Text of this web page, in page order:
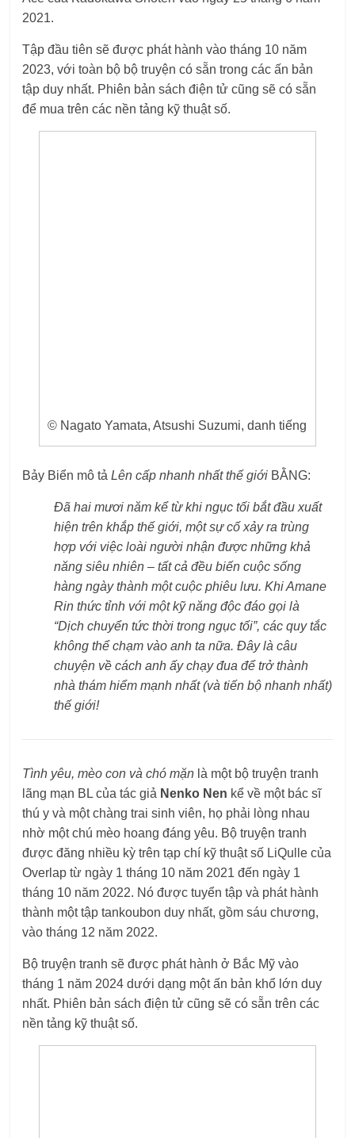
2021.
Tập đầu tiên sẽ được phát hành vào tháng 10 năm
2023, với toàn bộ bộ truyện có sẵn trong các ấn bản
tập duy nhất. Phiên bản sách điện tử cũng sẽ có sẵn
để mua trên các nền tảng kỹ thuật số.
© Nagato Yamata, Atsushi Suzumi, danh tiếng
Bảy Biển mô tảLên cấp nhanh nhất thế giới BẰNG:
Đã hai mươi năm kể từ khi ngục tối bắt đầu xuất
hiện trên khắp thế giới, một sự cố xảy ra trùng
hợp với việc loài người nhận được những khả
năng siêu nhiên – tất cả đều biến cuộc sống
hàng ngày thành một cuộc phiêu lưu. Khi Amane
Rin thức tỉnh với một kỹ năng độc đáo gọi là
“Dịch chuyển tức thời trong ngục tối”, các quy tắc
không thể chạm vào anh ta nữa. Đây là câu
chuyện về cách anh ấy chạy đua để trở thành
nhà thám hiểm mạnh nhất (và tiến bộ nhanh nhất)
thế giới!
Tình yêu, mèo con và chó mặn là một bộ truyện tranh
lãng mạn BL của tác giả Nenko Nen kể về một bác sĩ
thú y và một chàng trai sinh viên, họ phải lòng nhau
nhờ một chú mèo hoang đáng yêu. Bộ truyện tranh
được đăng nhiều kỳ trên tạp chí kỹ thuật số LiQulle của
Overlap từ ngày 1 tháng 10 năm 2021 đến ngày 1
tháng 10 năm 2022. Nó được tuyển tập và phát hành
thành một tập tankoubon duy nhất, gồm sáu chương,
vào tháng 12 năm 2022.
Bộ truyện tranh sẽ được phát hành ở Bắc Mỹ vào
tháng 1 năm 2024 dưới dạng một ấn bản khổ lớn duy
nhất. Phiên bản sách điện tử cũng sẽ có sẵn trên các
nền tảng kỹ thuật số.